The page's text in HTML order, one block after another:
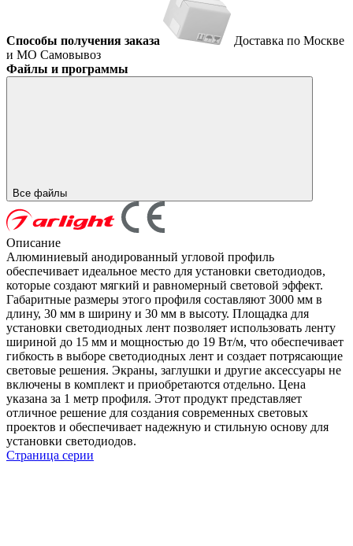
Способы получения заказа
Доставка по Москве
и МО Самовывоз
Файлы и программы
Все файлы
Описание
Алюминиевый анодированный угловой профиль
обеспечивает идеальное место для установки светодиодов,
которые создают мягкий и равномерный световой эффект.
Габаритные размеры этого профиля составляют 3000 мм в
длину, 30 мм в ширину и 30 мм в высоту. Площадка для
установки светодиодных лент позволяет использовать ленту
шириной до 15 мм и мощностью до 19 Вт/м, что обеспечивает
гибкость в выборе светодиодных лент и создает потрясающие
световые решения. Экраны, заглушки и другие аксессуары не
включены в комплект и приобретаются отдельно. Цена
указана за 1 метр профиля. Этот продукт представляет
отличное решение для создания современных световых
проектов и обеспечивает надежную и стильную основу для
установки светодиодов.
Страница серии